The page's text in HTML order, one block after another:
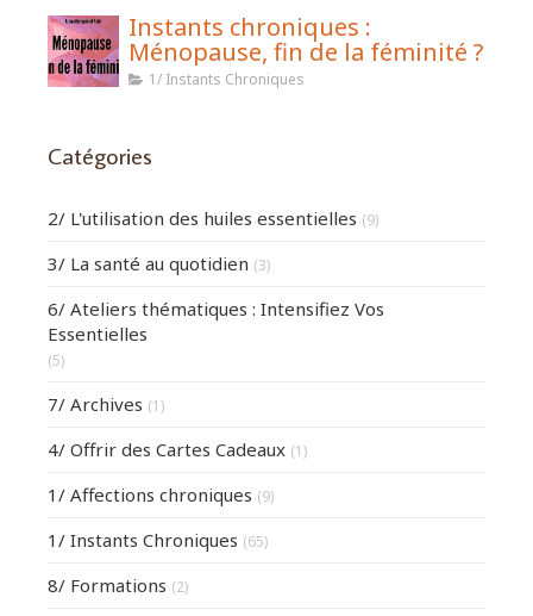
Instants chroniques :
Ménopause, fin de la féminité ?
1/ Instants Chroniques
Catégories
2/ L'utilisation des huiles essentielles (9)
3/ La santé au quotidien (3)
6/ Ateliers thématiques : Intensifiez Vos
Essentielles
(5)
7/ Archives (1)
4/ Offrir des Cartes Cadeaux (1)
1/ Affections chroniques (9)
1/ Instants Chroniques (65)
8/ Formations (2)